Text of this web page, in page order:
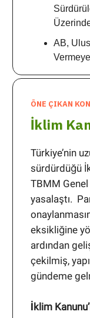
AB,
ÖNE ÇIKAN
İklim
Türkiye’nin
sürdürdüğü
TBMM
yasalaştı.
eksikliğine
ardından
çekilmiş,
gündeme
İklim